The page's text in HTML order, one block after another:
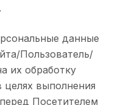
данные
Пользователь/
их обработку
выполнения
Посетителем